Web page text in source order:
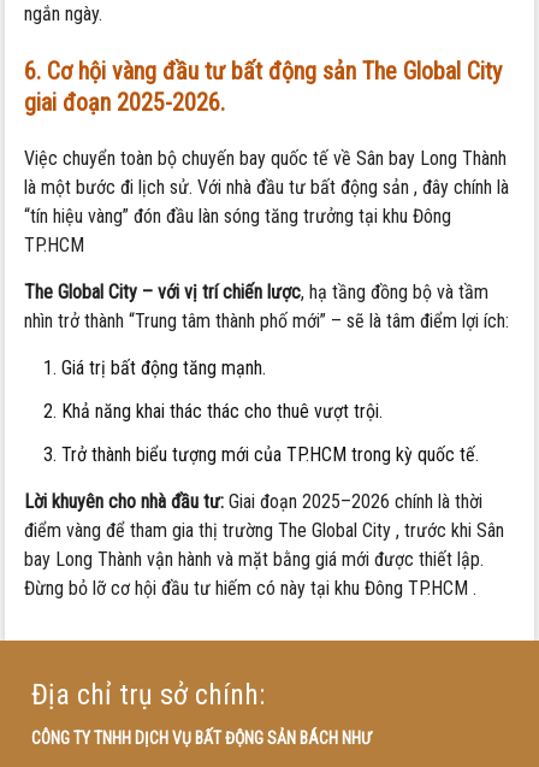
ngắn ngày.
6. Cơ hội vàng đầu tư bất động sản The Global City
giai đoạn 2025-2026.
Việc chuyển toàn bộ chuyến bay quốc tế về Sân bay Long Thành
là một bước đi lịch sử. Với nhà đầu tư bất động sản , đây chính là
“tín hiệu vàng” đón đầu làn sóng tăng trưởng tại khu Đông
TP.HCM
The Global City – với vị trí chiến lược, hạ tầng đồng bộ và tầm
nhìn trở thành “Trung tâm thành phố mới” – sẽ là tâm điểm lợi ích:
Giá trị bất động tăng mạnh.
Khả năng khai thác thác cho thuê vượt trội.
Trở thành biểu tượng mới của TP.HCM trong kỳ quốc tế.
Lời khuyên cho nhà đầu tư: Giai đoạn 2025–2026 chính là thời
điểm vàng để tham gia thị trường The Global City , trước khi Sân
bay Long Thành vận hành và mặt bằng giá mới được thiết lập.
Đừng bỏ lỡ cơ hội đầu tư hiếm có này tại khu Đông TP.HCM .
Địa chỉ trụ sở chính:
CÔNG TY TNHH DỊCH VỤ BẤT ĐỘNG SẢN BÁCH NHƯ